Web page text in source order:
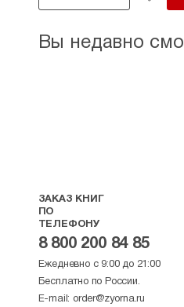
Вы недавно
ЗАКАЗ КНИГ
ПО
ТЕЛЕФОНУ
8 800 200 84 85
Ежедневно с 9:00 до 21:00
Бесплатно по России.
E-mail: order@zyorna.ru